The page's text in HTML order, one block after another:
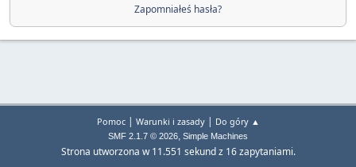
Zapomniałeś hasła?
Pomoc| Warunki i zasady| Do góry ▲
SMF 2.1.7 © 2026, Simple Machines
Strona utworzona w 11.551 sekund z 16 zapytaniami.